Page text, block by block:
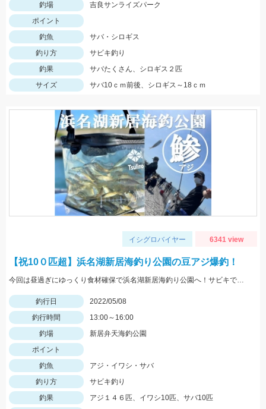
釣場
吉良サンライズパーク
ポイント
釣魚
サバ・シロギス
釣り方
サビキ釣り
釣果
サバたくさん、シロギス２匹
サイズ
サバ10ｃｍ前後、シロギス～18ｃｍ
イシグロバイヤー 6341 view
【祝10０匹超】浜名湖新居海釣り公園の豆アジ爆釣！
今回は昼過ぎにゆっくり食材確保で浜名湖新居海釣り公園へ！サビキでアジやサバ、イワシが大漁！！！
釣行日
2022/05/08
釣行時間
13:00～16:00
釣場
新居弁天海釣公園
ポイント
釣魚
アジ・イワシ・サバ
釣り方
サビキ釣り
釣果
アジ１４６匹、イワシ10匹、サバ10匹